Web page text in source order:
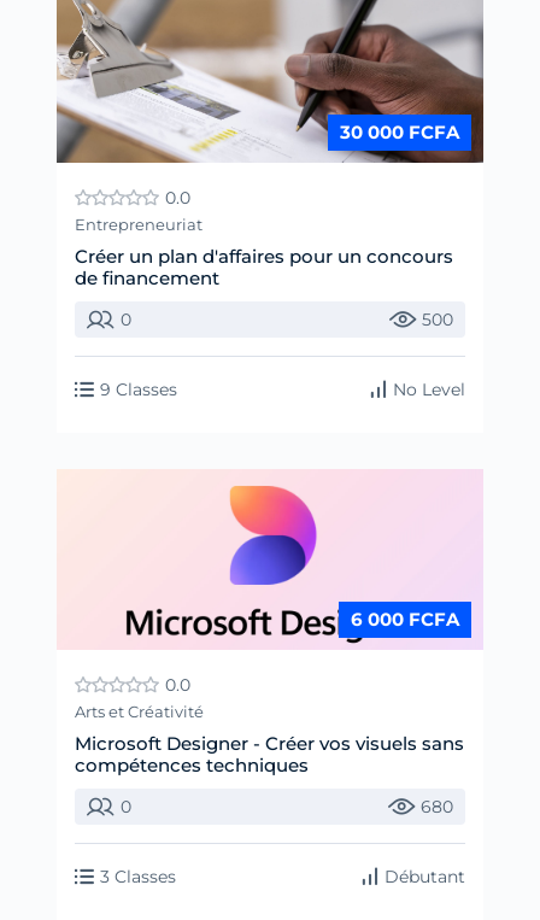
30 000 FCFA
0.0
Entrepreneuriat
Créer un plan d'affaires pour un concours
de financement
0 500
9 Classes No Level
6 000 FCFA
0.0
Arts et Créativité
Microsoft Designer - Créer vos visuels sans
compétences techniques
0 680
3 Classes Débutant